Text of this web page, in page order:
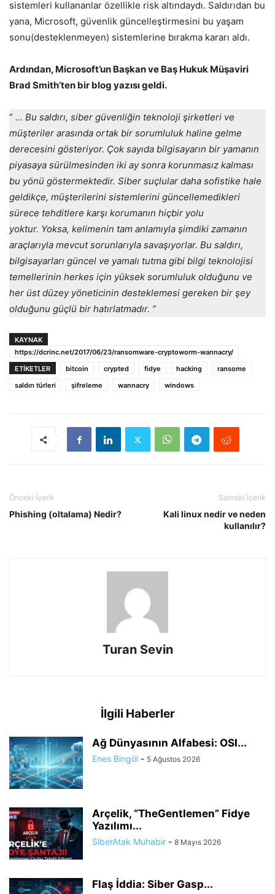
sistemleri kullananlar özellikle risk altındaydı. Saldırıdan bu
yana, Microsoft, güvenlik güncelleştirmesini bu yaşam
sonu(desteklenmeyen) sistemlerine bırakma kararı aldı.
Ardından, Microsoft’un Başkan ve Baş Hukuk Müşaviri
Brad Smith’ten bir blog yazısı geldi.
“ … Bu saldırı, siber güvenliğin teknoloji şirketleri ve
müşteriler arasında ortak bir sorumluluk haline gelme
derecesini gösteriyor. Çok sayıda bilgisayarın bir yamanın
piyasaya sürülmesinden iki ay sonra korunmasız kalması
bu yönü göstermektedir. Siber suçlular daha sofistike hale
geldikçe, müşterilerini sistemlerini güncellemedikleri
sürece tehditlere karşı korumanın hiçbir yolu
yoktur. Yoksa, kelimenin tam anlamıyla şimdiki zamanın
araçlarıyla mevcut sorunlarıyla savaşıyorlar. Bu saldırı,
bilgisayarları güncel ve yamalı tutma gibi bilgi teknolojisi
temellerinin herkes için yüksek sorumluluk olduğunu ve
her üst düzey yöneticinin desteklemesi gereken bir şey
olduğunu güçlü bir hatırlatmadır. ”
KAYNAK
https://dcrinc.net/2017/06/23/ransomware-cryptoworm-wannacry/
ETIKETLER
bitcoin crypted fidye hacking
ransome
saldırı türleri
şifreleme wannacry windows
Önceki İçerik
Phishing (oltalama) Nedir?
Sonraki İçerik
Kali linux nedir ve neden
kullanılır?
Turan Sevin
İlgili Haberler
Ağ Dünyasının Alfabesi: OSI...
Enes Bingöl - 5 Ağustos 2026
Arçelik, “TheGentlemen” Fidye
Yazılımı...
SiberAtak Muhabir - 8 Mayıs 2026
Flaş İddia: Siber Gasp...